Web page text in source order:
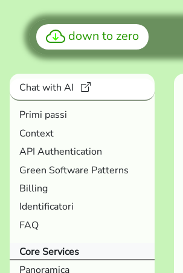
down to zero
Chat with AI
Primi passi
Context
API Authentication
Green Software Patterns
Billing
Identificatori
FAQ
Core Services
Panoramica